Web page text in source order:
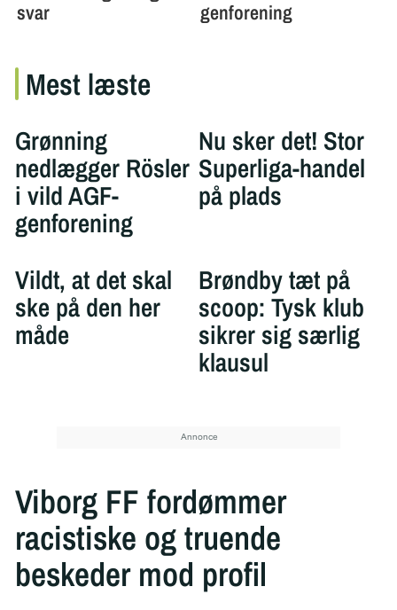
Mest læste
Grønning
nedlægger Rösler
i vild AGF-
genforening
Nu sker det! Stor
Superliga-handel
på plads
Vildt, at det skal
ske på den her
måde
Brøndby tæt på
scoop: Tysk klub
sikrer sig særlig
klausul
Viborg FF fordømmer
racistiske og truende
beskeder mod profil